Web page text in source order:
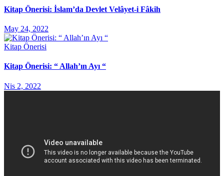
Kitap Önerisi: İslam’da Devlet Velâyet-i Fâkih
May 24, 2022
Kitap Önerisi
Kitap Önerisi: “ Allah’ın Ayı “
Nis 2, 2022